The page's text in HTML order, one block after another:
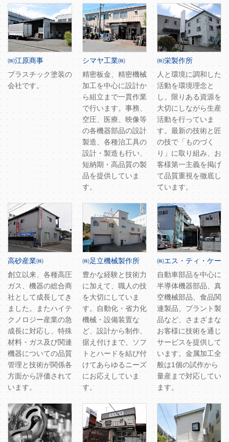
㈱江原商事
プラスチック塗装の
会社です。
シマヤ工業㈱
精密板金、精密機械
加工を中心に設計か
ら組立まで一貫作業
で行います。事務、
空圧、医療、映像等
の各機器部品の設計
製造、各種治工具の
設計・製造も行い、
短納期・高品質の製
品を提供していま
す。
㈱栄製作所
人と環境に調和した
活動を環境理念と
し、限りある資源を
大切にしながら生産
活動を行っていま
す。最新の技術と匠
の技で「ものづく
り」に取り組み、お
客様第一主義を掲げ
て品質重視を徹底し
ています。
高砂産業㈱
創立以来、各種高圧
ガス、機器の総合商
社として成長してき
ました。またハイテ
クノロジー産業の急
成長に対応し、特殊
材料・ガス及び関連
機器についての品質
管理と技術が関係各
方面から評価されて
います。
㈱足立機械製作所
豊かな経験と技術力
に加えて、職人の技
を大切にしていま
す。自動化・省力化
機械・設備装置な
ど、設計から制作、
据え付けまで、ソフ
トとハードを結び付
けてあらゆるニーズ
にお応えしていま
す。
㈱エス・ティ・ケー
自動車部品を中心に
半導体機器部品、真
空機械部品、食品関
連製品、プラント製
品など、さまざまな
お客様に技術を通じ
サービスを提供して
います。金属加工全
般は1個の試作から
量産まで対応してい
ます。